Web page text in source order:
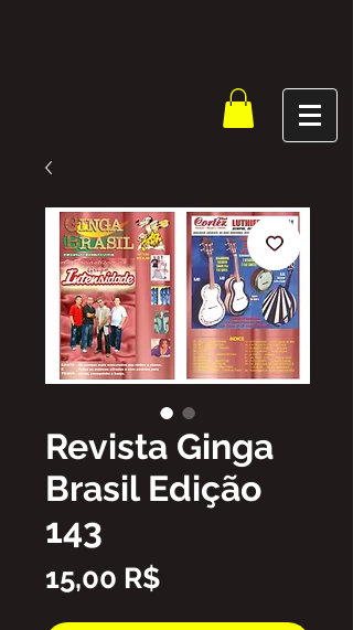
Revista Ginga
Brasil Edição
143
15,00 R$Prix